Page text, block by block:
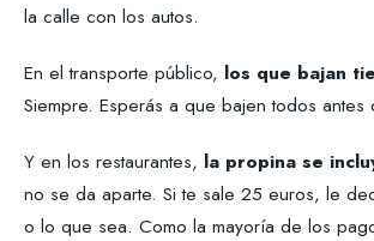
la calle con los autos.
En el transporte público, los que bajan
Siempre. Esperás a que bajen todos antes
Y en los restaurantes, la propina se
no se da aparte. Si te sale 25 euros, le
o lo que sea. Como la mayoría de los